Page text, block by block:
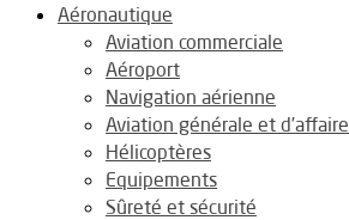
Aéronautique
Aviation commerciale
Aéroport
Navigation aérienne
Aviation générale et d’affaire
Hélicoptères
Equipements
Sûreté et sécurité